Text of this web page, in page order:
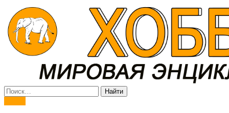
Мировая энциклопедия хобби